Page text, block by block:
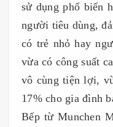
sử dụng phổ biến
người tiêu dùng,
có trẻ nhỏ hay
vừa có công suất
vô cùng tiện lợi,
17% cho gia đình
Bếp từ Munchen